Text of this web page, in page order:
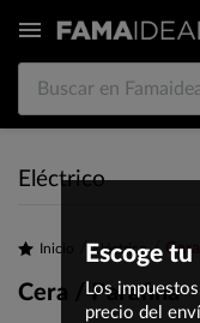

Eléctrico
Inicio Eléctrico
Cera / Parafina
Escoge
Los
precio del